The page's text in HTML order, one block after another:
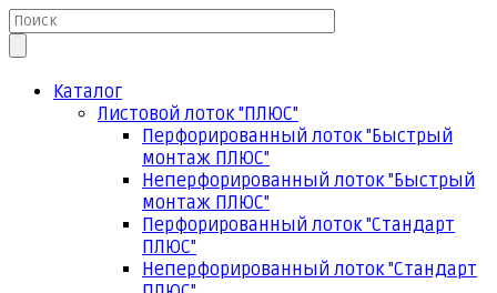
Каталог
Листовой лоток "ПЛЮС"
Перфорированный лоток "Быстрый
монтаж ПЛЮС"
Неперфорированный лоток "Быстрый
монтаж ПЛЮС"
Перфорированный лоток "Стандарт
ПЛЮС"
Неперфорированный лоток "Стандарт